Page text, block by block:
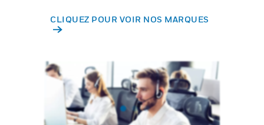
CLIQUEZ POUR VOIR NOS MARQUES